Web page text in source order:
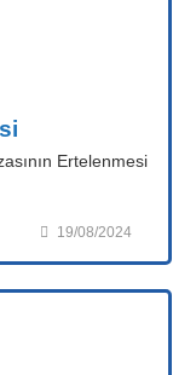
Ertelenmesi
19/08/2024